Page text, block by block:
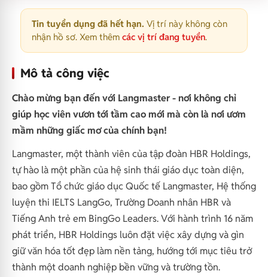
Tin tuyển dụng đã hết hạn. Vị trí này không còn
nhận hồ sơ. Xem thêm các vị trí đang tuyển.
Mô tả công việc
Chào mừng bạn đến với Langmaster - nơi không chỉ
giúp học viên vươn tới tầm cao mới mà còn là nơi ươm
mầm những giấc mơ của chính bạn!
Langmaster, một thành viên của tập đoàn HBR Holdings,
tự hào là một phần của hệ sinh thái giáo dục toàn diện,
bao gồm Tổ chức giáo dục Quốc tế Langmaster, Hệ thống
luyện thi IELTS LangGo, Trường Doanh nhân HBR và
Tiếng Anh trẻ em BingGo Leaders. Với hành trình 16 năm
phát triển, HBR Holdings luôn đặt việc xây dựng và gìn
giữ văn hóa tốt đẹp làm nền tảng, hướng tới mục tiêu trở
thành một doanh nghiệp bền vững và trường tồn.